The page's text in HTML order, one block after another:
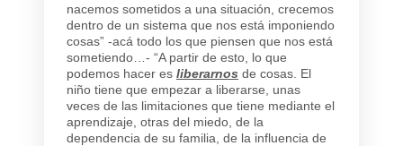
nacemos sometidos a una situación, crecemos
dentro de un sistema que nos está imponiendo
cosas” -acá todo los que piensen que nos está
sometiendo…- “A partir de esto, lo que
podemos hacer es liberarnos de cosas. El
niño tiene que empezar a liberarse, unas
veces de las limitaciones que tiene mediante el
aprendizaje, otras del miedo, de la
dependencia de su familia, de la influencia de